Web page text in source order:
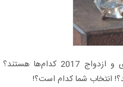
گران‌ترین و جذاب‌ترین‌های حلقه نامزدی و ازدواج 2017 کدام‌ها هستند؟
انتخاب شما کدام است؟!